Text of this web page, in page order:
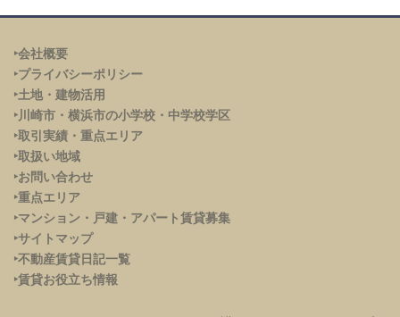
‣会社概要
‣プライバシーポリシー
‣土地・建物活用
‣川崎市・横浜市の小学校・中学校学区
‣取引実績・重点エリア
‣取扱い地域
‣お問い合わせ
‣重点エリア
‣マンション・戸建・アパート賃貸募集
‣サイトマップ
‣不動産賃貸日記一覧
‣賃貸お役立ち情報